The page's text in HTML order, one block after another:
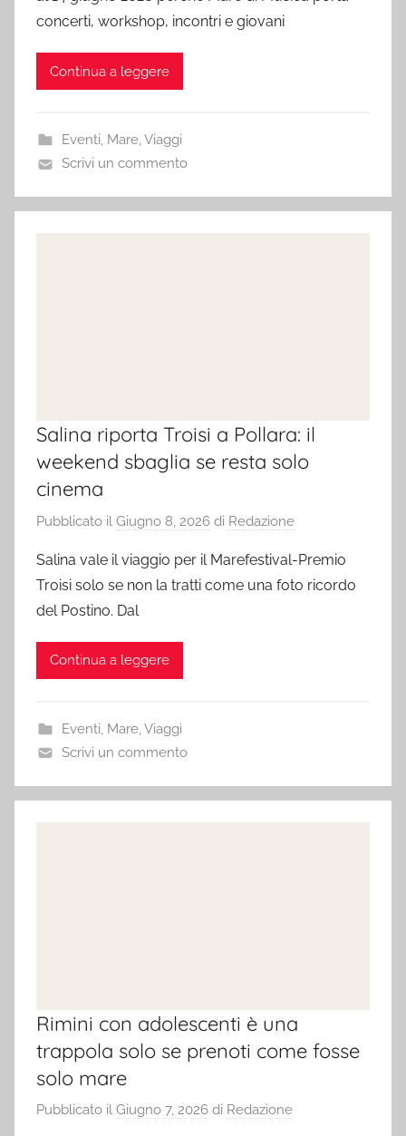
concerti, workshop, incontri e giovani
Continua a leggere
Eventi, Mare,Viaggi
Scrivi un commento
Salina riporta Troisi a Pollara: il
weekend sbaglia se resta solo
cinema
Pubblicato il Giugno 8, 2026 di Redazione
Salina vale il viaggio per il Marefestival-Premio
Troisi solo se non la tratti come una foto ricordo
del Postino. Dal
Continua a leggere
Eventi, Mare,Viaggi
Scrivi un commento
Rimini con adolescenti è una
trappola solo se prenoti come fosse
solo mare
Pubblicato il Giugno 7, 2026 di Redazione